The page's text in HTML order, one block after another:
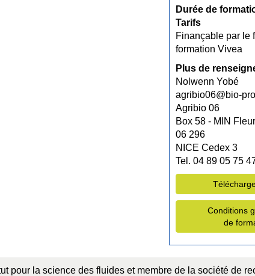
Durée de
Tarifs
Finançable par le
formation Vivea
Plus de
Nolwenn Yobé
agribio06@bio-
Agribio 06
Box 58 - MIN
06 296
NICE Cedex 3
Tel. 04 89 05 75
Conditions
de
pour la science des fluides et membre de la société de